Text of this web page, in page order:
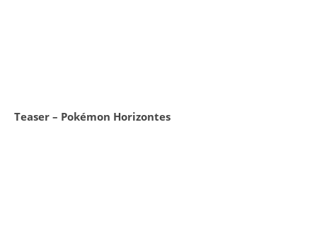
Teaser – Pokémon Horizontes